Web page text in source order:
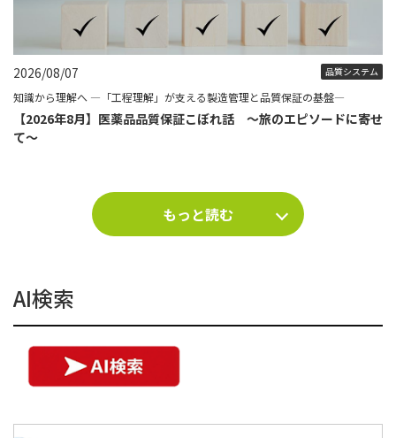
2026/08/07 品質システム
知識から理解へ ―「工程理解」が支える製造管理と品質保証の基盤―
【2026年8月】医薬品品質保証こぼれ話 ～旅のエピソードに寄せ
て～
もっと読む
AI検索